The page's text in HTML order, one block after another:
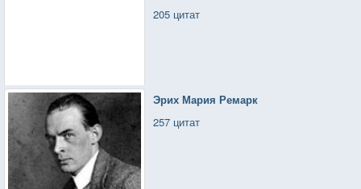
205 цитат
Эрих Мария Ремарк
257 цитат